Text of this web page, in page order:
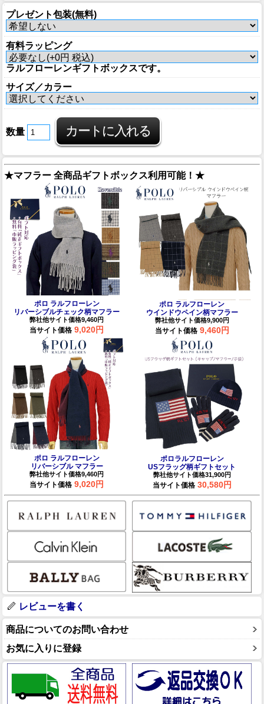
プレゼント包装(無料)
有料ラッピング
ラルフローレンギフトボックスです。
サイズ／カラー
数量
★マフラー 全商品ギフトボックス利用可能！★
ポロ ラルフローレン
リバーシブルチェック柄マフラー
弊社他サイト価格9,460円
当サイト価格 9,020円
ポロ ラルフローレン
ウインドウペイン柄マフラー
弊社他サイト価格9,900円
当サイト価格 9,460円
ポロ ラルフローレン
リバーシブル マフラー
弊社他サイト価格9,460円
当サイト価格 9,020円
ポロラルフローレン
USフラッグ柄ギフトセット
弊社他サイト価格31,900円
当サイト価格 30,580円
レビューを書く
商品についてのお問い合わせ
お気に入りに登録